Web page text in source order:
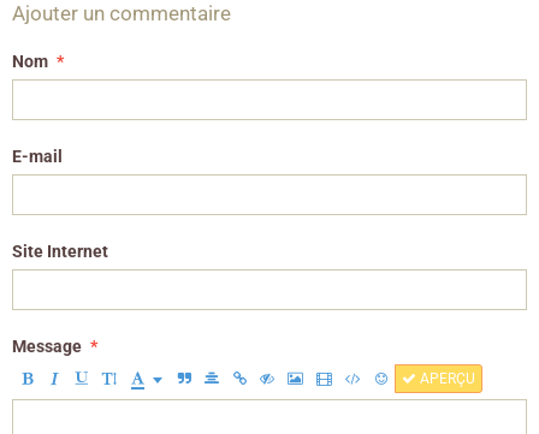
Ajouter un commentaire
Nom
E-mail
Site Internet
Message
APERÇU